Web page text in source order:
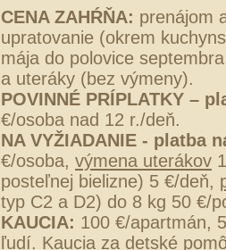
CENA ZAHŔŇA: prenájom
upratovanie (okrem
mája do polovice
a uteráky (bez výmeny).
POVINNÉ PRÍPLATKY –
€/osoba nad 12 r./deň.
NA VYŽIADANIE - platba
€/osoba, výmena uterákov
posteľnej bielizne) 5 €/deň,
typ C2 a D2) do 8 kg 50 €/
KAUCIA: 100 €/apartmán,
ľudí. Kaucia za detské